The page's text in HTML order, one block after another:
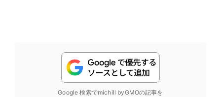
Google 検索でmichill byGMOの記事を